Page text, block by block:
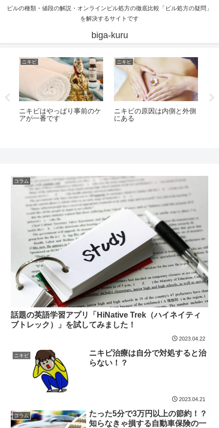
ピルの種類・値段の解説・オンラインピル処方の徹底比較「ピル処方の疑問」
を解決するサイトです
biga-kuru
ニキビ
ニキビはやっぱり事前のケ
アが一番です
ニキビ
ニキビの原因は内側と外側
にある
コラム
話題の英語学習アプリ「HiNative Trek（ハイネイティ
ブトレック）」を試してみました！
2023.04.22
ニキビ
ニキビ治療は自分で対処すると治
らない！？
2023.04.21
コラム
たった5分で3万円以上の節約！？
知らなきゃ損する自動車保険の一